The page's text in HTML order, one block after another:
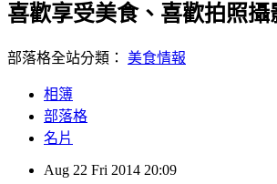
喜歡享受美食、喜歡拍照
部落格全站分類： 美食情報
相簿
部落格
名片
Aug 22 Fri 2014 20:09